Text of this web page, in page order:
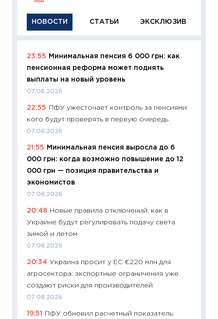
НОВОСТИ СТАТЬИ ЭКСКЛЮЗИВ
23:55
Минимальная пенсия 6 000 грн: как
пенсионная реформа может поднять
выплаты на новый уровень
07.08.2026
22:55
ПФУ ужесточает контроль за пенсиями:
кого будут проверять в первую очередь
07.08.2026
21:55
Минимальная пенсия выросла до 6
000 грн: когда возможно повышение до 12
000 грн — позиция правительства и
экономистов
07.08.2026
20:48 Новые правила отключений: как в
Украине будут регулировать подачу света
зимой и летом
07.08.2026
20:34 Украина просит у ЕС €220 млн для
агросектора: экспортные ограничения уже
создают риски для производителей
07.08.2026
19:51 ПФУ обновил расчетный показатель: